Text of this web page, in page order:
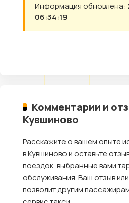
Информация обновлена:
06:34:19
Комментарии и
Кувшиново
Расскажите о вашем опыте
в Кувшиново и оставьте
поездок, выбранные вами
обслуживания. Ваш отзыв
позволит другим